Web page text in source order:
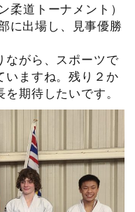
柔道トーナメント）
に出場し、見事優勝
ながら、スポーツで
いますね。残り２か
期待したいです。